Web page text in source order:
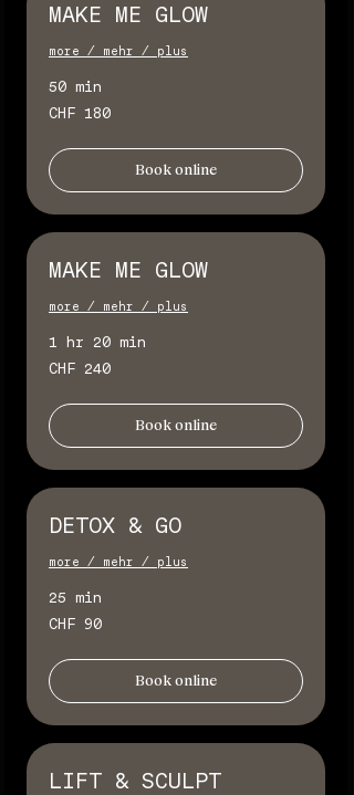
MAKE ME GLOW
more / mehr / plus
50 min
180
Schweizer
CHF 180
Book online
MAKE ME GLOW
more / mehr / plus
1 hr 20 min
240
Schweizer
CHF 240
Book online
DETOX & GO
more / mehr / plus
25 min
90
Schweizer
CHF 90
Book online
LIFT & SCULPT